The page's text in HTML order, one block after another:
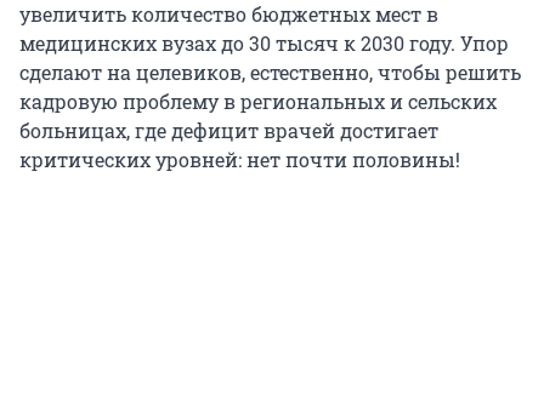
увеличить количество бюджетных мест в
медицинских вузах до30 тысяч к 2030 году. Упор
сделают на целевиков, естественно, чтобы решить
кадровую проблему в региональных и сельских
больницах, где дефицит врачей достигает
критических уровней: нет почти половины!